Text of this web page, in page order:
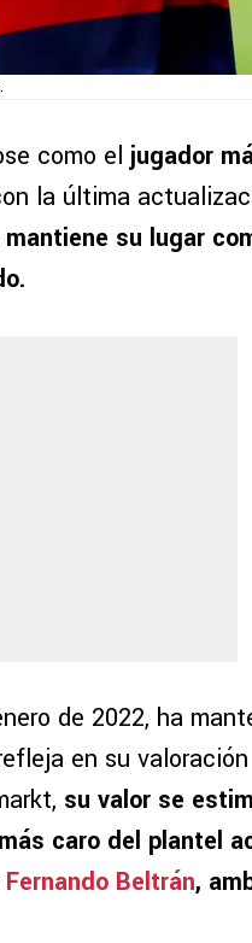
como el jugador
la última
mantiene su lugar
de 2022, ha
en su
su valor se
caro del plantel
Fernando Beltrán,